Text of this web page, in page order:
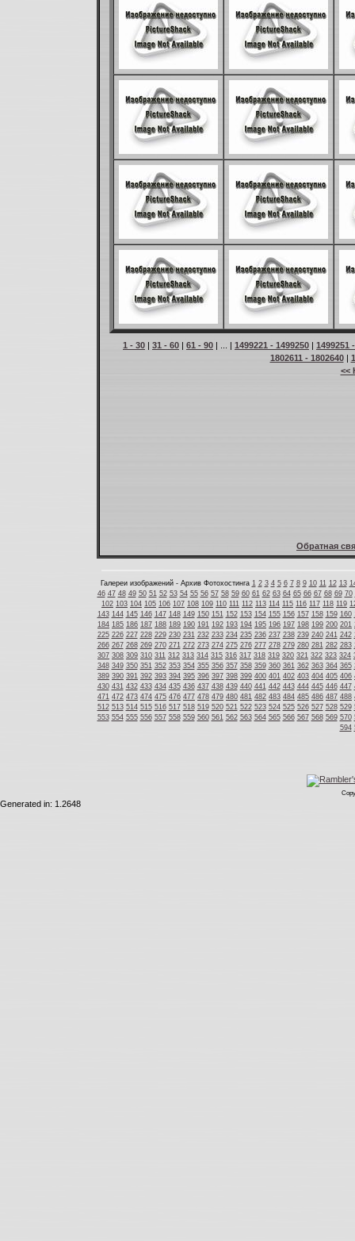
1 - 30 | 31 - 60 | 61 - 90 | ... | 1499221 - 1499250 | 1499251
1802611 - 1802640|
<<
Обратная
Галереи изображений - Архив Фотохостинга 1 2 3 4 5 6 7 8 9 10 11 12 13
46 47 48 49 50 51 52 53 54 55 56 57 58 59 60 61 62 63 64 65 66 67 68 69 70
102 103 104 105 106 107 108 109 110 111 112 113 114 115 116 117 118 119
143 144 145 146 147 148 149 150 151 152 153 154 155 156 157 158 159 160
184 185 186 187 188 189 190 191 192 193 194 195 196 197 198 199 200 201
225 226 227 228 229 230 231 232 233 234 235 236 237 238 239 240 241 242
266 267 268 269 270 271 272 273 274 275 276 277 278 279 280 281 282 283
307 308 309 310 311 312 313 314 315 316 317 318 319 320 321 322 323 324
348 349 350 351 352 353 354 355 356 357 358 359 360 361 362 363 364 365
389 390 391 392 393 394 395 396 397 398 399 400 401 402 403 404 405 406
430 431 432 433 434 435 436 437 438 439 440 441 442 443 444 445 446 447
471 472 473 474 475 476 477 478 479 480 481 482 483 484 485 486 487 488
512 513 514 515 516 517 518 519 520 521 522 523 524 525 526 527 528 529
553 554 555 556 557 558 559 560 561 562 563 564 565 566 567 568 569 570
594
Generated in: 1.2648